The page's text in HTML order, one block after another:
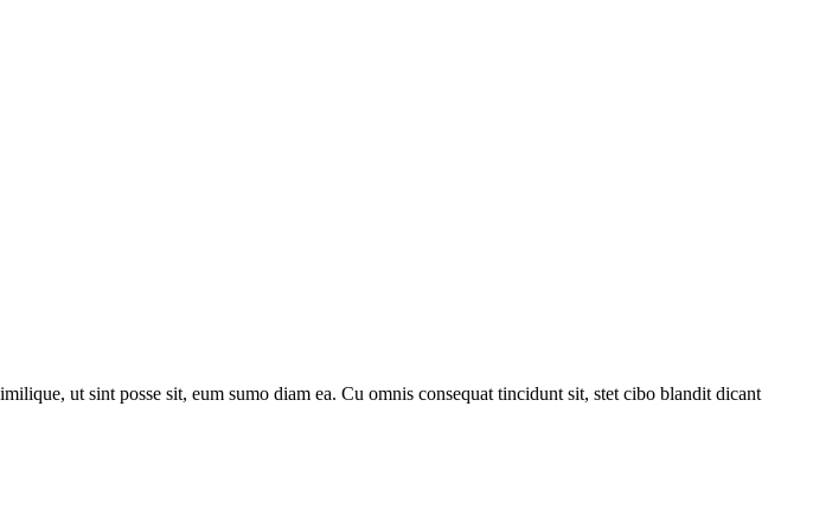
ut sint posse sit, eum sumo diam ea. Cu omnis consequat tincidunt sit, stet cibo blandit dicant